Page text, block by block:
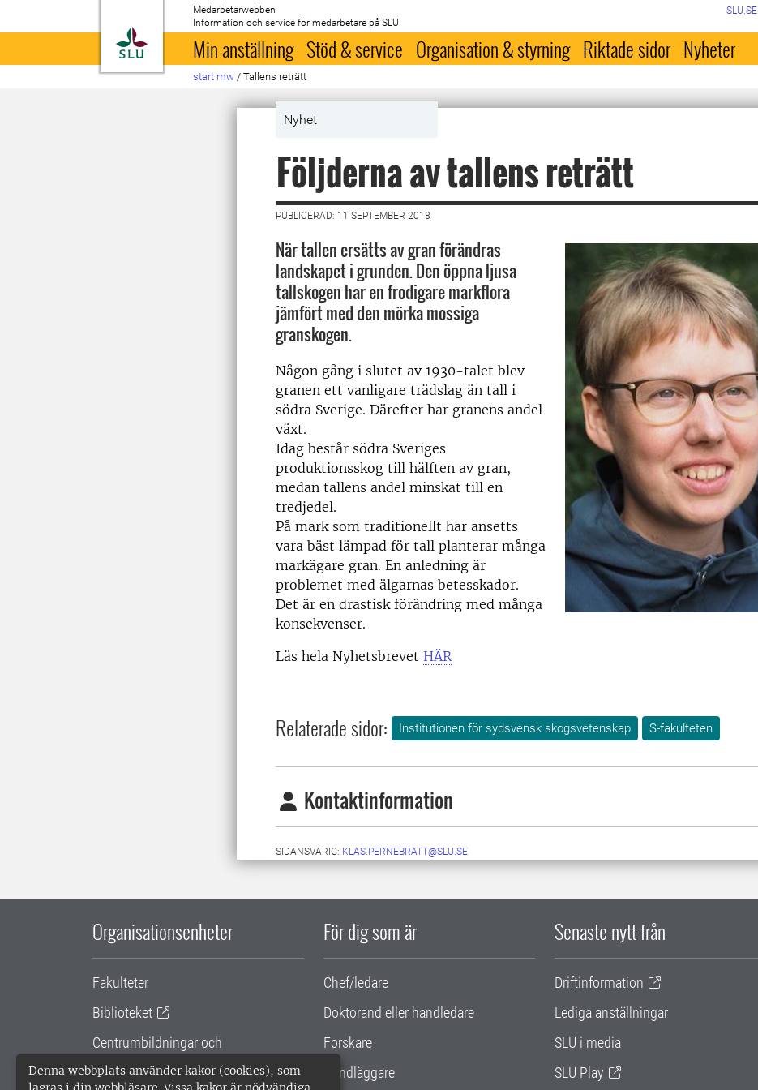
Denna webbplats använder kakor (cookies), som
Till startsida
Medarbetarwebben
Information och service för medarbetare på SLU
SLU.SE
Min anställning Stöd & service Organisation & styrning Riktade sidor Nyheter
start mw / Tallens reträtt
Nyhet
Följderna av tallens reträtt
PUBLICERAD: 11 SEPTEMBER 2018
När tallen ersätts av gran förändras
landskapet i grunden. Den öppna ljusa
tallskogen har en frodigare markflora
jämfört med den mörka mossiga
granskogen.
Någon gång i slutet av 1930-talet blev
granen ett vanligare trädslag än tall i
södra Sverige. Därefter har granens andel
växt.
Idag består södra Sveriges
produktionsskog till hälften av gran,
medan tallens andel minskat till en
tredjedel.
På mark som traditionellt har ansetts
vara bäst lämpad för tall planterar många
markägare gran. En anledning är
problemet med älgarnas betesskador.
Det är en drastisk förändring med många
konsekvenser.
Läs hela Nyhetsbrevet HÄR
Relaterade sidor: Institutionen för sydsvensk skogsvetenskap S-fakulteten
Kontaktinformation
SIDANSVARIG: KLAS.PERNEBRATT@SLU.SE
Organisationsenheter
Fakulteter
Biblioteket
Centrumbildningar och
samarbetsprojekt
För dig som är
Chef/ledare
Doktorand eller handledare
Forskare
Handläggare
Senaste nytt från
Driftinformation
Lediga anställningar
SLU i media
SLU Play